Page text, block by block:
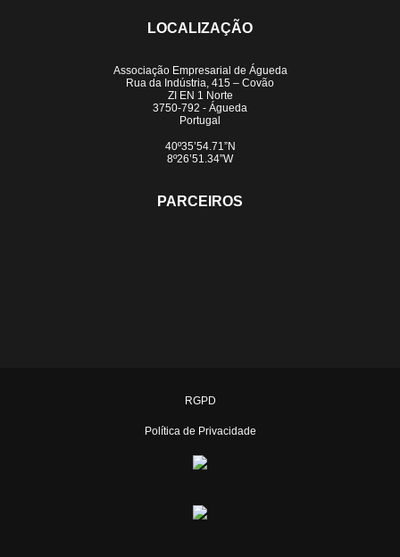
LOCALIZAÇÃO
Associação Empresarial de Águeda
Rua da Indústria, 415 – Covão
ZI EN 1 Norte
3750-792 - Águeda
Portugal
40º35’54.71”N
8º26’51.34”W
PARCEIROS
RGPD
Política de Privacidade